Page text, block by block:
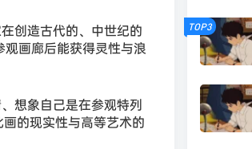
创造古代的、中世纪的
画廊后能获得灵性与浪
想象自己是在参观特列
的现实性与高等艺术的
TOP3